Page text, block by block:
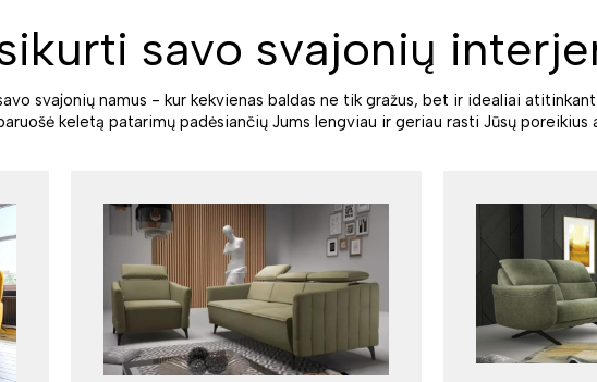
savo svajonių
svajonių namus - kur kekvienas baldas ne tik gražus, bet ir idealiai
keletą patarimų padėsiančių Jums lengviau ir geriau rasti Jūsų poreikius